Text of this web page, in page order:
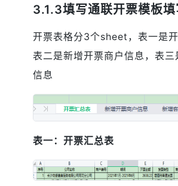
3.1.3填写通联开票模板
开票表格分3个sheet，表一是开
表二是新增开票商户信息，表三
信息
表一：开票汇总表